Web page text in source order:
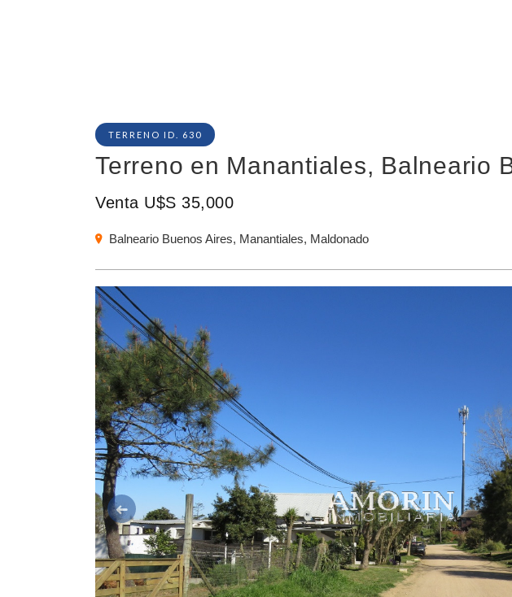
TERRENO ID. 630
Terreno en Manantiales, Balneario
Venta U$S 35,000
Balneario Buenos Aires, Manantiales, Maldonado
Anterior